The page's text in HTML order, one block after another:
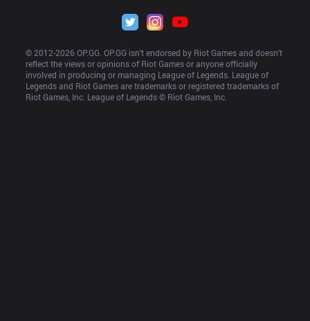
© 2012-2026 OP.GG. OP.GG isn’t endorsed by Riot Games and doesn’t
reflect the views or opinions of Riot Games or anyone officially
involved in producing or managing League of Legends. League of
Legends and Riot Games are trademarks or registered trademarks of
Riot Games, Inc. League of Legends © Riot Games, Inc.